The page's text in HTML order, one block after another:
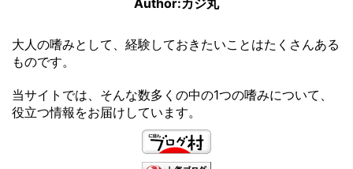
Author:カジ丸
大人の嗜みとして、経験しておきたいことはたくさんある
ものです。
当サイトでは、そんな数多くの中の1つの嗜みについて、
役立つ情報をお届けしています。